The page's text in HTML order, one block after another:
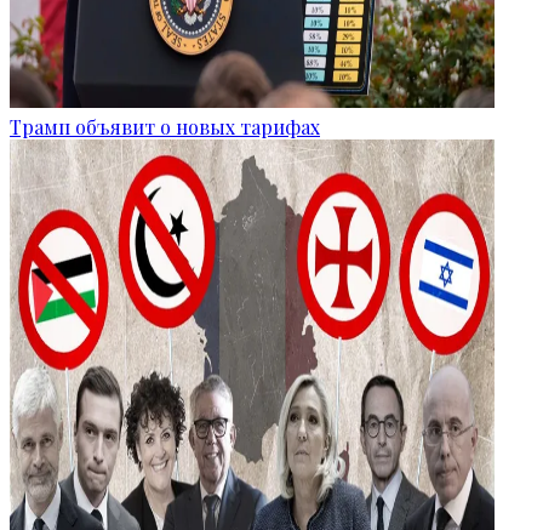
Трамп объявит о новых тарифах